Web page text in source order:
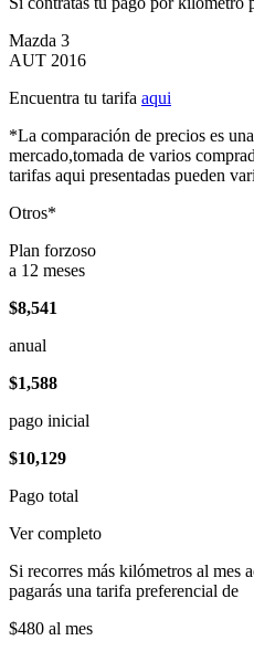
Mazda 3
AUT 2016
Encuentra tu tarifa aqui
*La comparación de precios es
mercado,tomada de varios
tarifas aqui presentadas pueden
Otros*
Plan forzoso
a 12 meses
$8,541
anual
$1,588
pago inicial
$10,129
Pago total
Ver completo
Si recorres más kilómetros al mes
pagarás una tarifa preferencial de
$480 al mes